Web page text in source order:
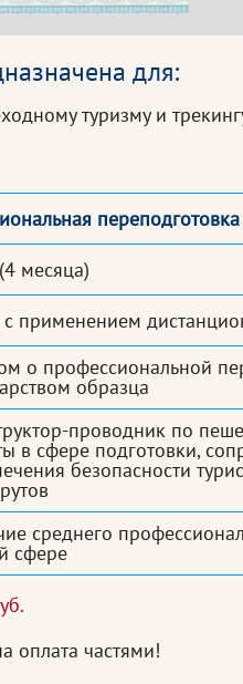
для:
туризму и
переподготовка
(4 месяца)
с применением
о профессиональной
образца
проводник по
в сфере подготовки,
безопасности
среднего
сфере
оплата частями!